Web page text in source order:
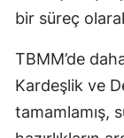
bir süreç
TBMM’de
Kardeşlik ve
tamamlamış,